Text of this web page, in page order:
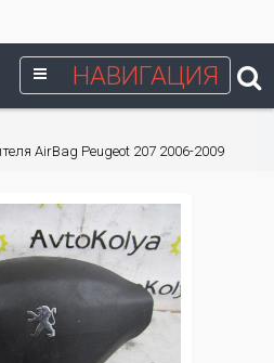
НАВИГАЦИЯ
AirBag Peugeot 207 2006-2009